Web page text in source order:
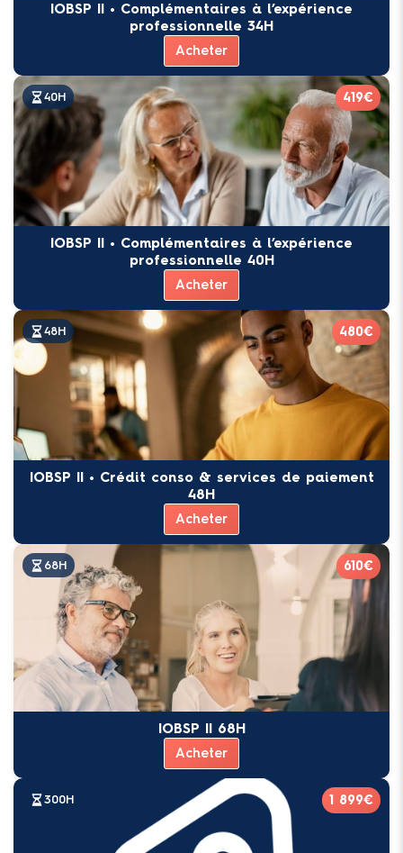
IOBSP II • Complémentaires à l’expérience
professionnelle 34H
Acheter
40H 419€
IOBSP II • Complémentaires à l’expérience
professionnelle 40H
Acheter
48H 480€
IOBSP II • Crédit conso & services de paiement
48H
Acheter
68H 610€
IOBSP II 68H
Acheter
300H 1 899€